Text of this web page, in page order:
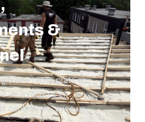
&
et toits plats en
— exécutés en
cautionnés, avec un